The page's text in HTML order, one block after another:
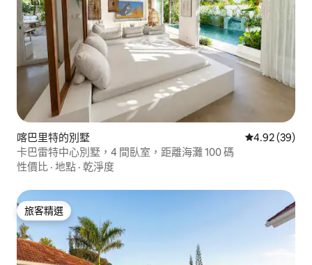
喀巴里特的別墅 從 39 則評價
4.92 (39)
卡巴雷特中心別墅，4 間臥室，距離海灘 100 碼
性價比 · 地點 · 乾淨度
旅客精選
旅客精選